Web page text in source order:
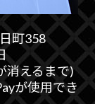
町358
消えるまで)
が使用でき